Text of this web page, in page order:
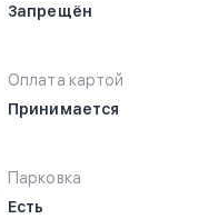
Запрещён
Оплата картой
Принимается
Парковка
Есть